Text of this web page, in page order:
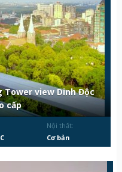
Tower view Dinh Độc
cấp
Nội thất:
Cơ bản